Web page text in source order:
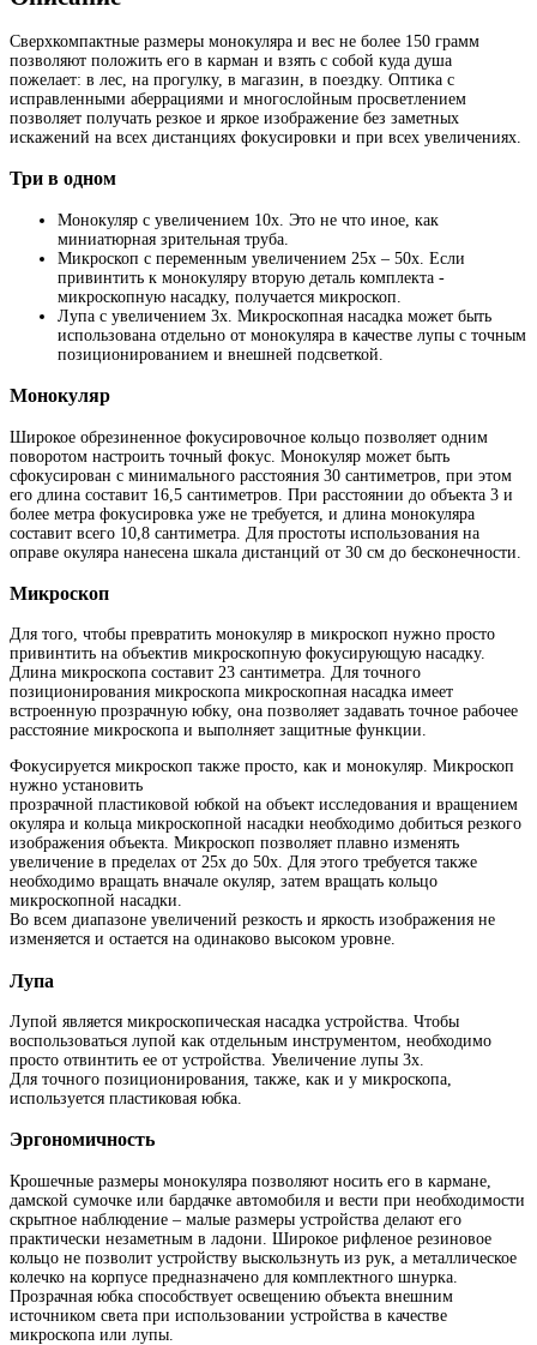
Сверхкомпактные размеры монокуляра и вес не более 150 грамм
позволяют положить его в карман и взять с собой куда душа
пожелает: в лес, на прогулку, в магазин, в поездку. Оптика с
исправленными аберрациями и многослойным просветлением
позволяет получать резкое и яркое изображение без заметных
искажений на всех дистанциях фокусировки и при всех увеличениях.
Три в одном
Монокуляр с увеличением 10х. Это не что иное, как
миниатюрная зрительная труба.
Микроскоп с переменным увеличением 25х – 50х. Если
привинтить к монокуляру вторую деталь комплекта -
микроскопную насадку, получается микроскоп.
Лупа с увеличением 3х. Микроскопная насадка может быть
использована отдельно от монокуляра в качестве лупы с точным
позиционированием и внешней подсветкой.
Монокуляр
Широкое обрезиненное фокусировочное кольцо позволяет одним
поворотом настроить точный фокус. Монокуляр может быть
сфокусирован с минимального расстояния 30 сантиметров, при этом
его длина составит 16,5 сантиметров. При расстоянии до объекта 3 и
более метра фокусировка уже не требуется, и длина монокуляра
составит всего 10,8 сантиметра. Для простоты использования на
оправе окуляра нанесена шкала дистанций от 30 см до бесконечности.
Микроскоп
Для того, чтобы превратить монокуляр в микроскоп нужно просто
привинтить на объектив микроскопную фокусирующую насадку.
Длина микроскопа составит 23 сантиметра. Для точного
позиционирования микроскопа микроскопная насадка имеет
встроенную прозрачную юбку, она позволяет задавать точное рабочее
расстояние микроскопа и выполняет защитные функции.
Фокусируется микроскоп также просто, как и монокуляр. Микроскоп
нужно установить
прозрачной пластиковой юбкой на объект исследования и вращением
окуляра и кольца микроскопной насадки необходимо добиться резкого
изображения объекта. Микроскоп позволяет плавно изменять
увеличение в пределах от 25х до 50х. Для этого требуется также
необходимо вращать вначале окуляр, затем вращать кольцо
микроскопной насадки.
Во всем диапазоне увеличений резкость и яркость изображения не
изменяется и остается на одинаково высоком уровне.
Лупа
Лупой является микроскопическая насадка устройства. Чтобы
воспользоваться лупой как отдельным инструментом, необходимо
просто отвинтить ее от устройства. Увеличение лупы 3х.
Для точного позиционирования, также, как и у микроскопа,
используется пластиковая юбка.
Эргономичность
Крошечные размеры монокуляра позволяют носить его в кармане,
дамской сумочке или бардачке автомобиля и вести при необходимости
скрытное наблюдение – малые размеры устройства делают его
практически незаметным в ладони. Широкое рифленое резиновое
кольцо не позволит устройству выскользнуть из рук, а металлическое
колечко на корпусе предназначено для комплектного шнурка.
Прозрачная юбка способствует освещению объекта внешним
источником света при использовании устройства в качестве
микроскопа или лупы.